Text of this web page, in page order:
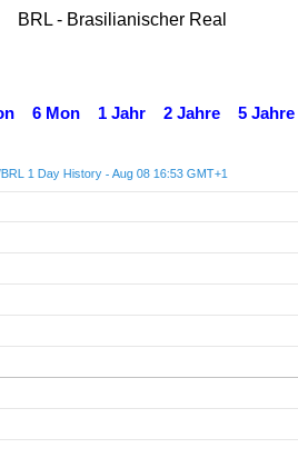
BRL - Brasilianischer Real
6 Mon 1 Jahr 2 Jahre 5 Jahre